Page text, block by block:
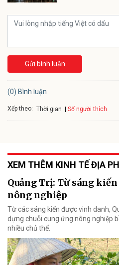
Gửi bình luận
(0) Bình luận
Xếp theo: Thời gian Số người thích
XEM THÊM KINH TẾ ĐỊA
Quảng Trị: Từ sáng
nông nghiệp
Từ các sáng kiến được vinh danh,
dựng chuỗi cung ứng nông nghiệp
nhiều chủ thể.